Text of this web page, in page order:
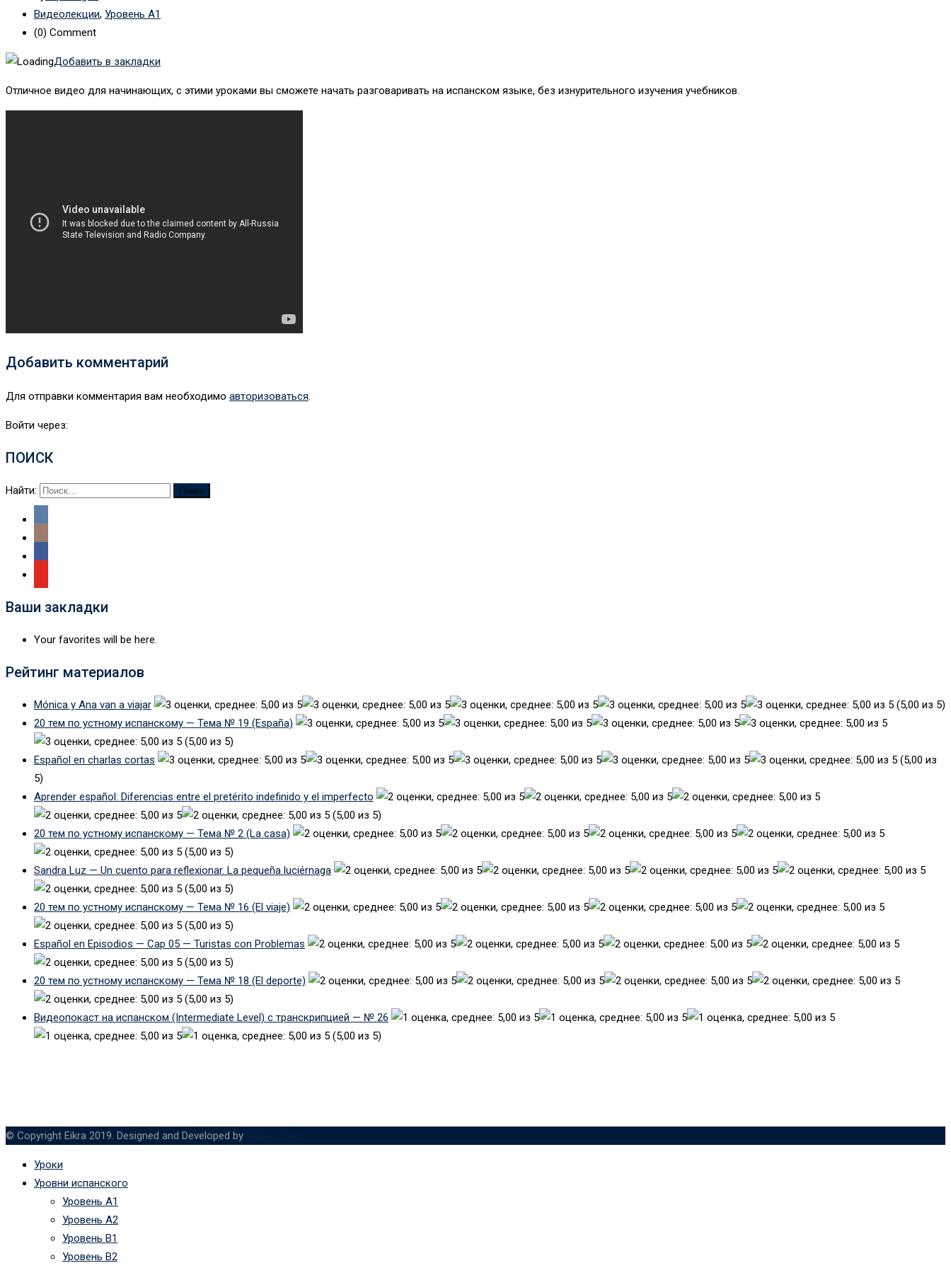
Видеолекции, Уровень А1
(0) Comment
Добавить в закладки
Отличное видео для начинающих, с этими уроками вы сможете начать разговаривать на испанском языке, без изнурительного изучения учебников.
Добавить комментарий
Для отправки комментария вам необходимо авторизоваться
Войти через:
ПОИСК
Найти:
Ваши закладки
Your favorites will be here.
Рейтинг материалов
Mónica y Ana van a viajar
(5,00 из 5)
20 тем по устному испанскому — Тема № 19 (España)
(5,00 из 5)
Español en charlas cortas
(5,00 из
5)
Aprender español: Diferencias entre el pretérito indefinido y el imperfecto
(5,00 из 5)
20 тем по устному испанскому — Тема № 2 (La casa)
(5,00 из 5)
Sandra Luz — Un cuento para reflexionar. La pequeña luciérnaga
(5,00 из 5)
20 тем по устному испанскому — Тема № 16 (El viaje)
(5,00 из 5)
Español en Episodios — Cap 05 — Turistas con Problemas
(5,00 из 5)
20 тем по устному испанскому — Тема № 18 (El deporte)
(5,00 из 5)
Видеопокаст на испанском (Intermediate Level) с транскрипцией — № 26
(5,00 из 5)
© Copyright Eikra 2019. Designed and Developed by
Уроки
Уровни испанского
Уровень А1
Уровень А2
Уровень B1
Уровень B2